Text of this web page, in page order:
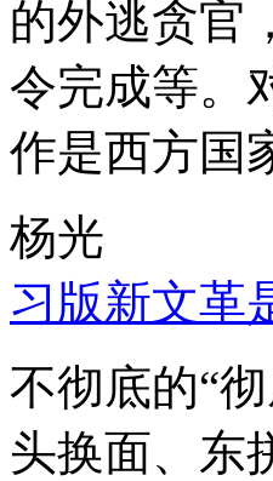
的外逃贪官
令完成等。
作是西方国
杨光
习版新文革
不彻底的“
头换面、东